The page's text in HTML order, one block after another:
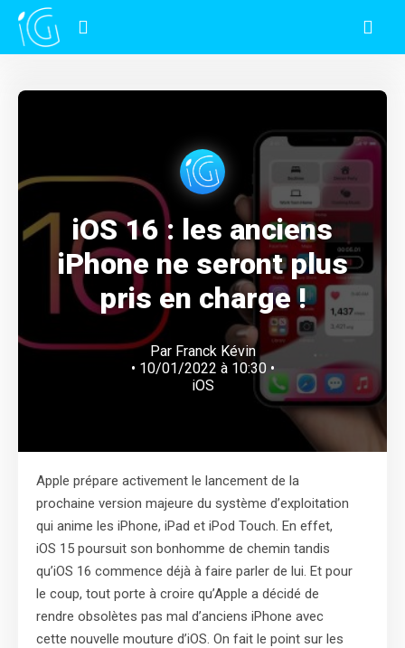
iOS 16 : les anciens
iPhone ne seront plus
pris en charge !
Par Franck Kévin
• 10/01/2022 à 10:30 •
iOS
Apple prépare activement le lancement de la
prochaine version majeure du système d’exploitation
qui anime les iPhone, iPad et iPod Touch. En effet,
iOS 15 poursuit son bonhomme de chemin tandis
qu’iOS 16 commence déjà à faire parler de lui. Et pour
le coup, tout porte à croire qu’Apple a décidé de
rendre obsolètes pas mal d’anciens iPhone avec
cette nouvelle mouture d’iOS. On fait le point sur les